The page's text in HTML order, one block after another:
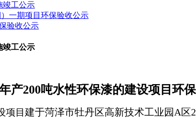
竣工公示
一期项目环保验收公示
验收公示
竣工公示
产200吨水性环保漆的建设项目环
项目 建于菏泽市牡丹区高新技术工业园A区